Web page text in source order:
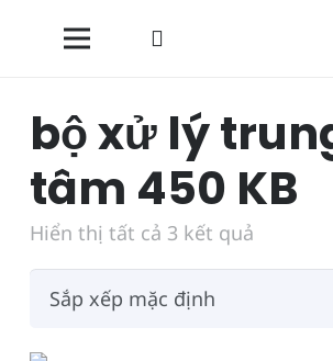
bộ xử lý
tâm 450 KB
Hiển thị tất cả 3 kết quả